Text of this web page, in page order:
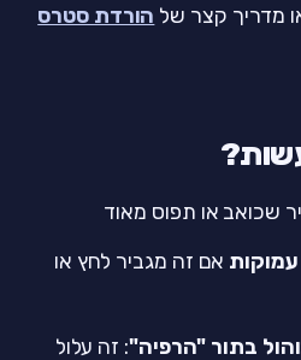
מדריך קצר של הורדת סטרס
שכואב או תפוס מאוד
אם זה מגביר לחץ או
בתור "הרפיה": זה עלול